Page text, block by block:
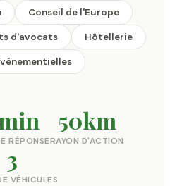
Conseil de l'Europe
d'avocats Hôtellerie
RÉPONSE
50km
RAYON D'ACTION
3
VÉHICULES